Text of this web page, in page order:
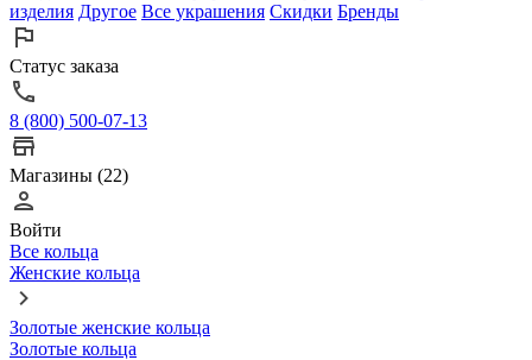
изделия Другое Все украшения Скидки Бренды
Статус заказа
8 (800) 500-07-13
Магазины (22)
Войти
Все кольца
Женские кольца
Золотые женские кольца
Золотые кольца